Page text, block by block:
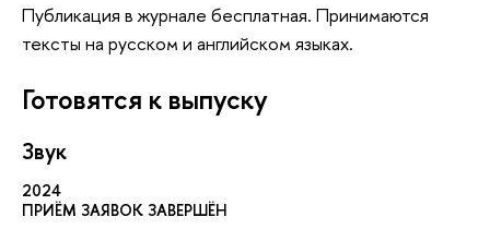
Публикация в журнале бесплатная. Принимаются
тексты на русском и английском языках.
Готовятся к выпуску
Звук
2024
ПРИЁМ ЗАЯВОК ЗАВЕРШЁН